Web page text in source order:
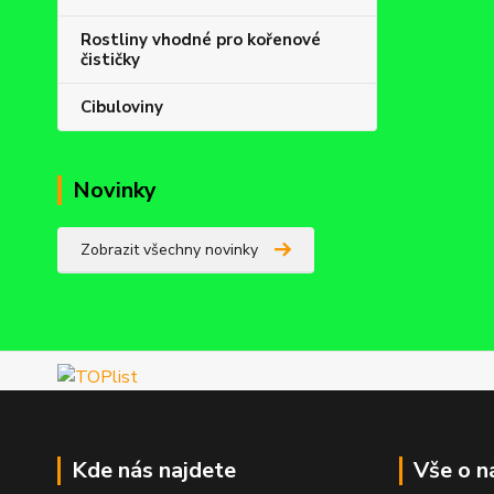
Rostliny vhodné pro kořenové
čističky
Cibuloviny
Novinky
Zobrazit všechny novinky
Kde nás najdete Vše o